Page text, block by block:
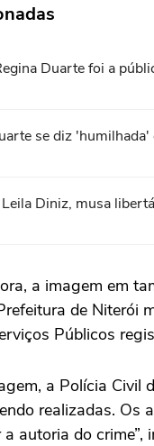
Duarte foi a
se diz
Diniz, musa
a imagem em
de Niterói
Públicos
a Polícia Civil
realizadas. Os
autoria do crime”,